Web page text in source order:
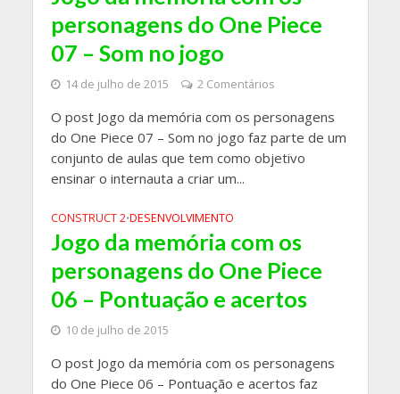
personagens do One Piece
07 – Som no jogo
14 de julho de 2015 2 Comentários
O post Jogo da memória com os personagens
do One Piece 07 – Som no jogo faz parte de um
conjunto de aulas que tem como objetivo
ensinar o internauta a criar um...
CONSTRUCT 2•DESENVOLVIMENTO
Jogo da memória com os
personagens do One Piece
06 – Pontuação e acertos
10 de julho de 2015
O post Jogo da memória com os personagens
do One Piece 06 – Pontuação e acertos faz